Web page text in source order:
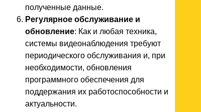
полученные данные.
Регулярное обслуживание и
обновление: Как и любая техника,
системы видеонаблюдения требуют
периодического обслуживания и, при
необходимости, обновления
программного обеспечения для
поддержания их работоспособности и
актуальности.